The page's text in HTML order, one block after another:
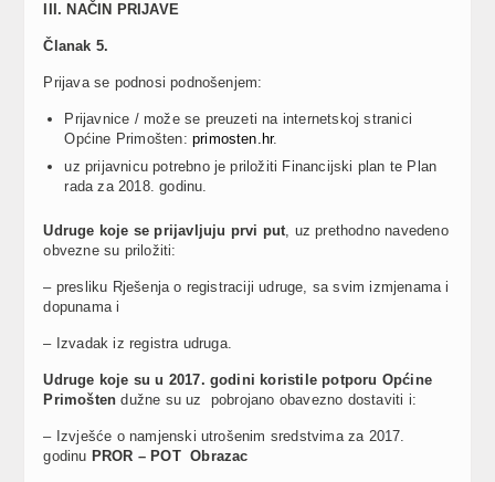
III. NAČIN PRIJAVE
Članak 5.
Prijava se podnosi podnošenjem:
Prijavnice / može se preuzeti na internetskoj stranici
Općine Primošten: primosten.hr.
uz prijavnicu potrebno je priložiti Financijski plan te Plan
rada za 2018. godinu.
Udruge koje se prijavljuju prvi put , uz prethodno navedeno
obvezne su priložiti:
– presliku Rješenja o registraciji udruge, sa svim izmjenama i
dopunama i
– Izvadak iz registra udruga.
Udruge koje su u 2017. godini koristile potporu Općine
Primošten dužne su uz pobrojano obavezno dostaviti i:
– Izvješće o namjenski utrošenim sredstvima za 2017.
godinu PROR – POT Obrazac